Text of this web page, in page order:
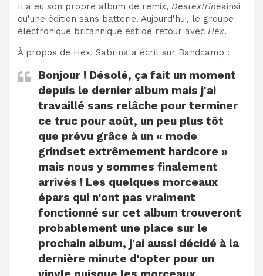
Il a eu son propre album de remix, Destextrineainsi
qu'une édition sans batterie. Aujourd'hui, le groupe
électronique britannique est de retour avec Hex.
À propos de Hex, Sabrina a écrit sur Bandcamp :
Bonjour ! Désolé, ça fait un moment
depuis le dernier album mais j'ai
travaillé sans relâche pour terminer
ce truc pour août, un peu plus tôt
que prévu grâce à un « mode
grindset extrêmement hardcore »
mais nous y sommes finalement
arrivés ! Les quelques morceaux
épars qui n'ont pas vraiment
fonctionné sur cet album trouveront
probablement une place sur le
prochain album, j'ai aussi décidé à la
dernière minute d'opter pour un